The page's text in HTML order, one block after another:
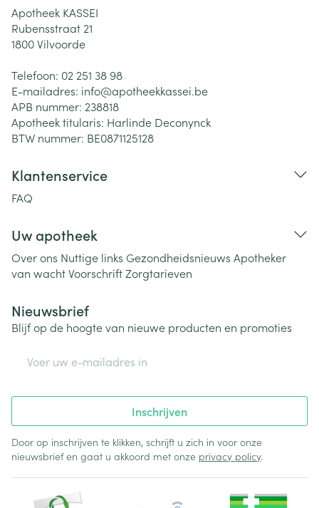
Apotheek KASSEI
Rubensstraat 21
1800Vilvoorde
Telefoon: 02 251 38 98
E-mailadres: info@apotheekkassei.be
APB nummer: 238818
Apotheek titularis: Harlinde Deconynck
BTW nummer: BE0871125128
Klantenservice
FAQ
Uw apotheek
Over ons Nuttige links Gezondheidsnieuws Apotheker
van wachtVoorschriftZorgtarieven
Nieuwsbrief
Blijf op de hoogte van nieuwe producten en promoties
Inschrijven
Door op inschrijven te klikken, schrijft u zich in voor onze
nieuwsbrief en gaat u akkoord met onze privacy policy.